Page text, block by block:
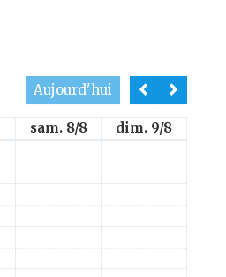
Aujourd'hui
sam. 8/8
dim. 9/8